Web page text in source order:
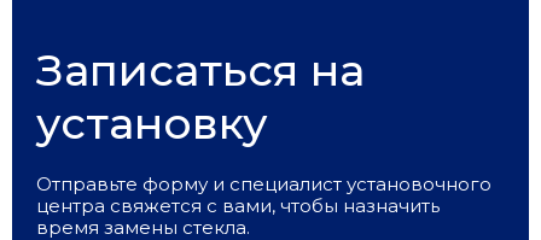
Записаться на
установку
Отправьте форму и специалист установочного
центра свяжется с вами, чтобы назначить
время замены стекла.